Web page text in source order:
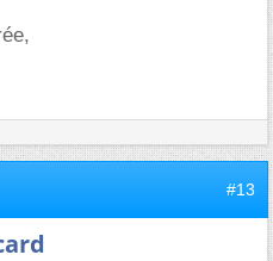
#13